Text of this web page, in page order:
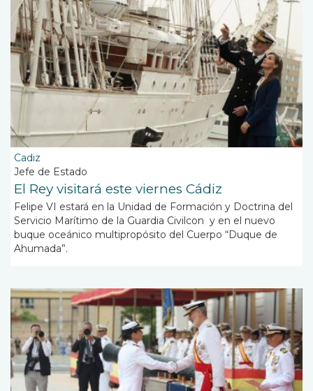
Cadiz
Jefe de Estado
El Rey visitará este viernes Cádiz
Felipe VI estará en la Unidad de Formación y Doctrina del
Servicio Marítimo de la Guardia Civilcon y en el nuevo
buque oceánico multipropósito del Cuerpo “Duque de
Ahumada”.